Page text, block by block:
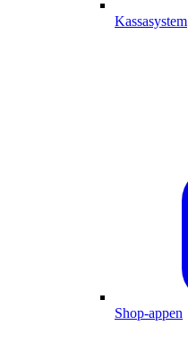
Kassasystem
Shop-appen